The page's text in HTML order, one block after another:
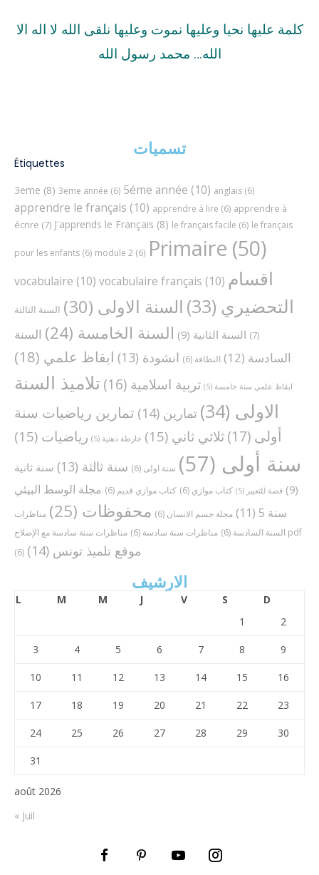
كلمة عليها نحيا وعليها نموت وعليها نلقى الله لا اله الا
الله… محمد رسول الله
تسميات
Étiquettes
3eme (8) 3eme année (6) 5éme année (10) anglais (6)
apprendre le français (10) apprendre à lire (6) apprendre à
écrire (7) J'apprends le Français (8) le français facile (6) le français
pour les enfants (6) module 2 (6) Primaire (50)
vocabulaire (10) vocabulaire français (10) اقسام
التحضيري (33) السنة الاولى (30)
السنة الثالثة
(7)
السنة الثانية (9) السنة الخامسة (24)
السنة
السادسة (12) النظافة (6) انشودة (13) ايقاظ علمي (18)
ايقاظ علمي سنة خامسة (5) تربية اسلامية (16)
تلاميذ السنة
الاولى (34) تمارين (14)
تمارين رياضيات سنة
أولى (17) ثلاثي ثاني (15) خارطة ذهنية (5) رياضيات (15)
سنة أولى (57) سنة اولى (6) سنة ثالثة (13)
سنة ثانية
(9)
قصة للتعبير (5) كتاب موازي (6) كتاب موازي قديم (6)
مجلة الوسط البيئي
سنة 5
(11) مجلة جسم الانسان (6) محفوظات (25)
مناظرات
السنة السادسة (6) مناظرات سنة سادسة (6)
مناظرات سنة سادسة مع الإصلاح pdf
(6)
موقع تلميذ تونس (14)
الارشيف
août 2026
L M M J V S
D
1
2
3 4 5 6 7 8 9
10 11 12 13 14 15 16
17 18 19 20 21 22 23
24 25 26 27 28 29 30
31
« Juil